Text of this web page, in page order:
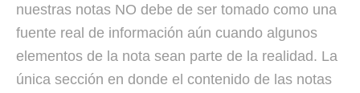
nuestras notas NO debe de ser tomado como una
fuente real de información aún cuando algunos
elementos de la nota sean parte de la realidad. La
única sección en donde el contenido de las notas